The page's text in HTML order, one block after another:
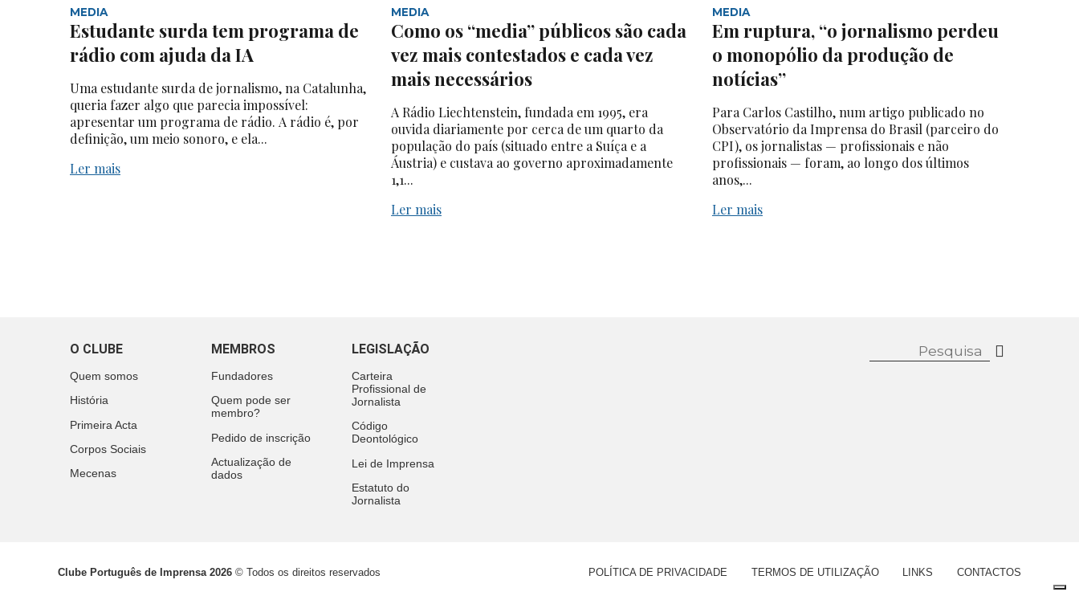
MEDIA
Estudante surda tem programa de
rádio com ajuda da IA
Uma estudante surda de jornalismo, na Catalunha,
queria fazer algo que parecia impossível:
apresentar um programa de rádio. A rádio é, por
definição, um meio sonoro, e ela...
Ler mais
MEDIA
Como os “media” públicos são cada
vez mais contestados e cada vez
mais necessários
A Rádio Liechtenstein, fundada em 1995, era
ouvida diariamente por cerca de um quarto da
população do país (situado entre a Suíça e a
Áustria) e custava ao governo aproximadamente
1,1...
Ler mais
MEDIA
Em ruptura, “o jornalismo perdeu
o monopólio da produção de
notícias”
Para Carlos Castilho, num artigo publicado no
Observatório da Imprensa do Brasil (parceiro do
CPI), os jornalistas — profissionais e não
profissionais — foram, ao longo dos últimos
anos,...
Ler mais
O CLUBE
Quem somos
História
Primeira Acta
Corpos Sociais
Mecenas
MEMBROS
Fundadores
Quem pode ser
membro?
Pedido de inscrição
Actualização de
dados
LEGISLAÇÃO
Carteira
Profissional de
Jornalista
Código
Deontológico
Lei de Imprensa
Estatuto do
Jornalista
Clube Português de Imprensa 2026 © Todos os direitos reservados POLÍTICA DE PRIVACIDADE TERMOS DE UTILIZAÇÃO LINKS CONTACTOS